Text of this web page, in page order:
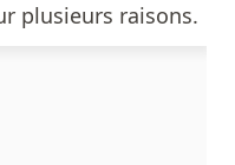
plusieurs raisons.